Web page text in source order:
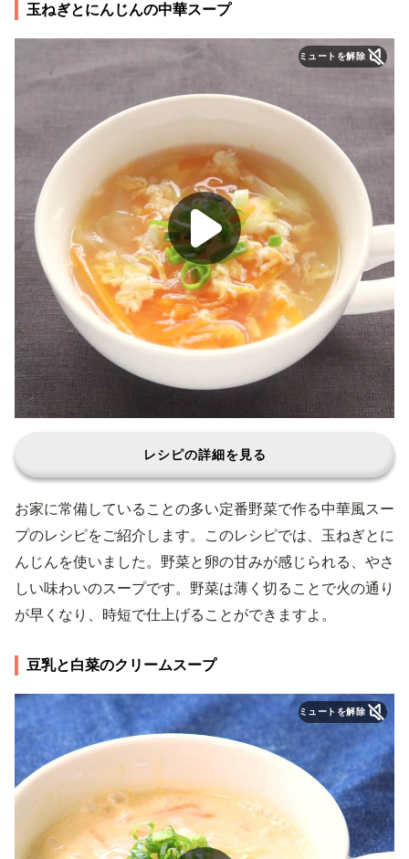
玉ねぎとにんじんの中華スープ
ミュートを解除
レシピの詳細を見る
お家に常備していることの多い定番野菜で作る中華風スー
プのレシピをご紹介します。このレシピでは、玉ねぎとに
んじんを使いました。野菜と卵の甘みが感じられる、やさ
しい味わいのスープです。野菜は薄く切ることで火の通り
が早くなり、時短で仕上げることができますよ。
豆乳と白菜のクリームスープ
ミュートを解除